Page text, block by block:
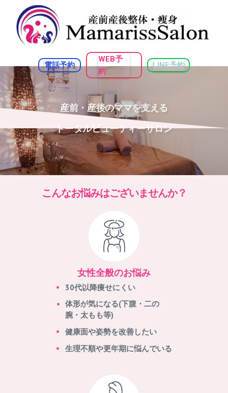
電話予約
WEB予
約
LINE予約
産前・産後のママを支える
トータルビューティーサロン
こんなお悩みはございませんか？
女性全般のお悩み
30代以降痩せにくい
体形が気になる(下腹・二の
腕・太もも等)
健康面や姿勢を改善したい
生理不順や更年期に悩んでいる